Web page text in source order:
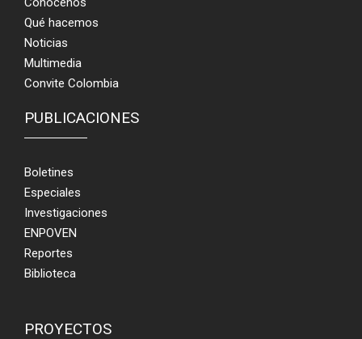
Qué hacemos
Noticias
Multimedia
Convite Colombia
PUBLICACIONES
Boletines
Especiales
Investigaciones
ENPOVEN
Reportes
Biblioteca
PROYECTOS